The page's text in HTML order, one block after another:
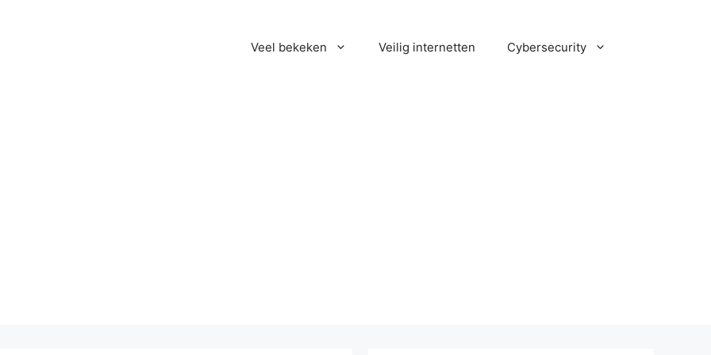
Veel bekeken Veilig internetten Cybersecurity